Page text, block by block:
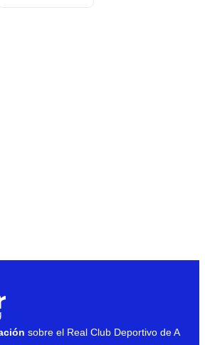
sobre el Real Club Deportivo de A